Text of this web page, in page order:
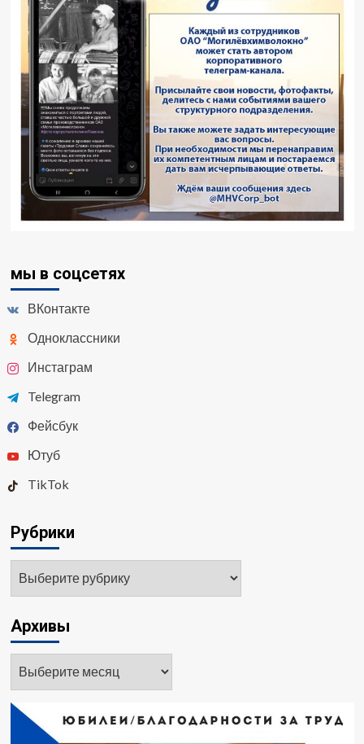
мы в соцсетях
ВКонтакте
Одноклассники
Инстаграм
Telegram
Фейсбук
Ютуб
TikTok
Рубрики
Архивы